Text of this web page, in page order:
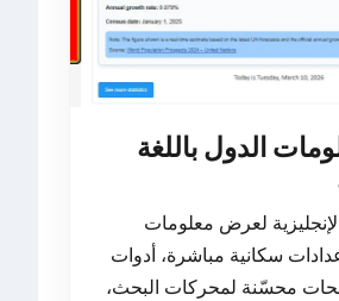
الدول باللغة
لعرض معلومات
سكانية مباشرة، أدوات
محسّنة لمحركات البحث،